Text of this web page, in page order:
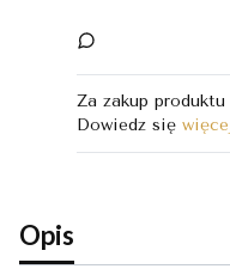
Za zakup produktu
Dowiedz się
Opis